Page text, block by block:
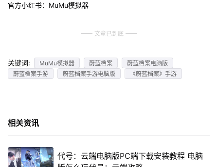
官方小红书：MuMu模拟器
文章已到底
关键词: MuMu模拟器 蔚蓝档案
蔚蓝档案电脑版
蔚蓝档案手游
蔚蓝档案手游电脑版 《蔚蓝档案》手游
相关资讯
代号：云端电脑版PC端下载安装教程 电脑